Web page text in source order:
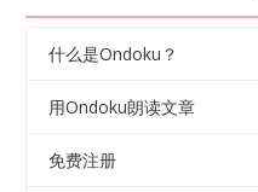
什么是Ondoku？
用Ondoku朗读文章
免费注册